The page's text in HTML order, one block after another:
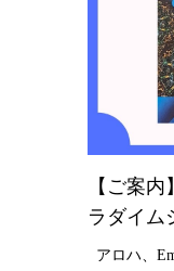
【ご案
ラダイム
アロハ、